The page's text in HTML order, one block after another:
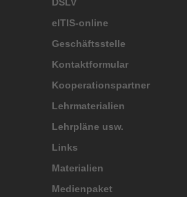
DSLV
elTIS-online
Geschäftsstelle
Kontaktformular
Kooperationspartner
Lehrmaterialien
Lehrpläne usw.
Links
Materialien
Medienpaket